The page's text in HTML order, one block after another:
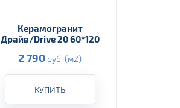
Керамогранит
Драйв/Drive 20 60*120
2 790 руб. (м2)
КУПИТЬ